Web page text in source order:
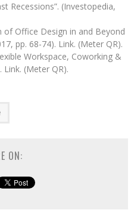
Recessions”. (Investopedia,
of Office Design in and Beyond
pp. 68-74). Link. (Meter QR).
Workspace, Coworking &
Link. (Meter QR).
ON: